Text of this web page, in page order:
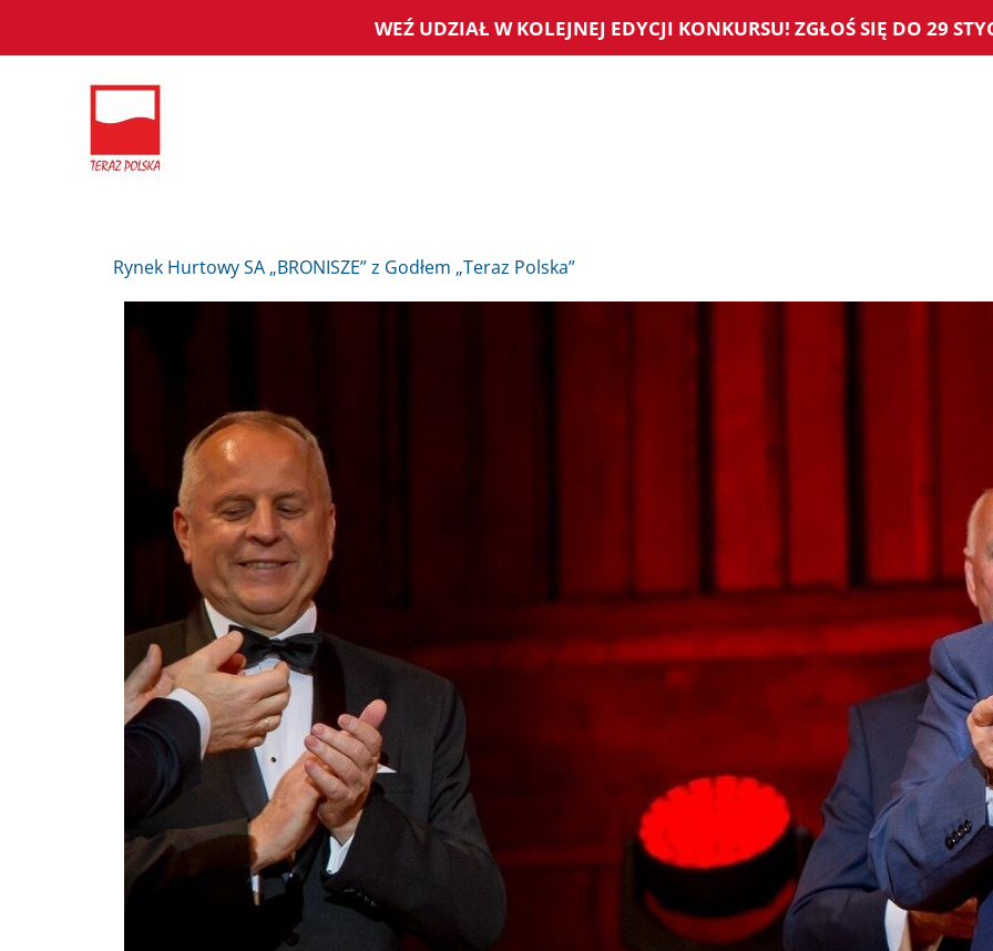
WEŹ UDZIAŁ W KOLEJNEJ EDYCJI KONKURSU! ZGŁOŚ SIĘ DO 29
Rynek Hurtowy SA „BRONISZE” z Godłem „Teraz Polska”